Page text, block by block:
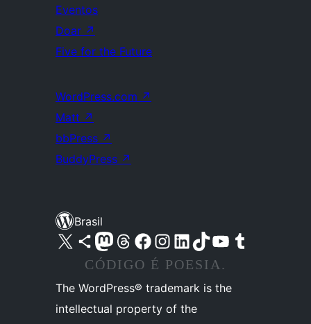
Eventos
Doar ↗
Five for the Future
WordPress.com ↗
Matt ↗
bbPress ↗
BuddyPress ↗
Brasil
Acessar nossa conta do X (antigo Twitter)
Acessar nossa conta do Bluesky
Acessar nossa conta do Mastodon
Acessar nossa conta do Threads
Acessar nossa página do Facebook
Acessar nossa conta do Instagram
Acessar nossa conta do LinkedIn
Acessar nossa conta do TikTok
Acessar nosso canal do YouTube
Acessar nossa conta no Tumblr
CÓDIGO É POESIA.
The WordPress® trademark is the
intellectual property of the